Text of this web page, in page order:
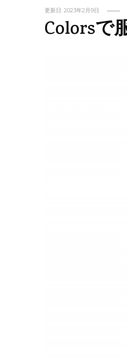
更新日: 2023年2月9日
Colorsで